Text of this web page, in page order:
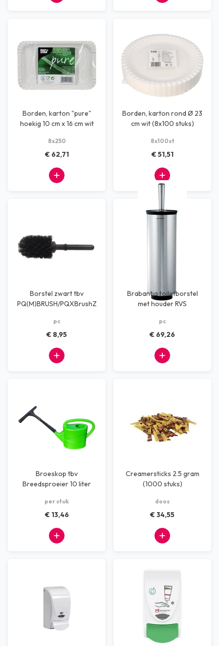
Borden, karton "pure"
hoekig 10 cm x 16 cm wit
8x250
€ 62,71
Borden, karton rond Ø 23
cm wit (8x100 stuks)
8x100st
€ 51,51
Borstel zwart tbv
PQ(M)BRUSH/PQXBrushZ
pc
€ 8,95
Brabantia toiletborstel
met houder RVS
pc
€ 69,26
Broeskop tbv
Breedsproeier 10 liter
per stuk
€ 13,46
Creamersticks 2.5 gram
(1000 stuks)
doos
€ 34,55